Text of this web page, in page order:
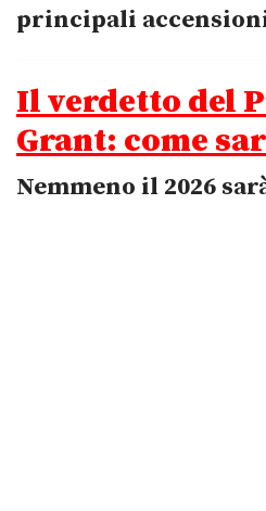
principali
Il verdetto del
Grant: come
Nemmeno il 2026